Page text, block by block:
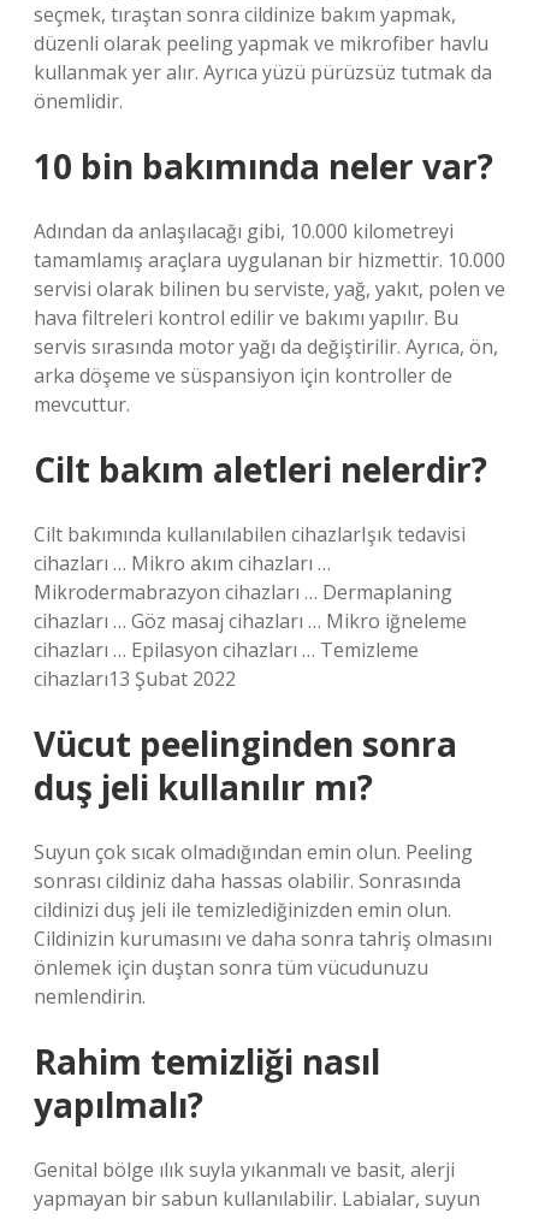
seçmek, tıraştan sonra cildinize bakım yapmak,
düzenli olarak peeling yapmak ve mikrofiber havlu
kullanmak yer alır. Ayrıca yüzü pürüzsüz tutmak da
önemlidir.
10 bin bakımında neler var?
Adından da anlaşılacağı gibi, 10.000 kilometreyi
tamamlamış araçlara uygulanan bir hizmettir. 10.000
servisi olarak bilinen bu serviste, yağ, yakıt, polen ve
hava filtreleri kontrol edilir ve bakımı yapılır. Bu
servis sırasında motor yağı da değiştirilir. Ayrıca, ön,
arka döşeme ve süspansiyon için kontroller de
mevcuttur.
Cilt bakım aletleri nelerdir?
Cilt bakımında kullanılabilen cihazlarIşık tedavisi
cihazları … Mikro akım cihazları …
Mikrodermabrazyon cihazları … Dermaplaning
cihazları … Göz masaj cihazları … Mikro iğneleme
cihazları … Epilasyon cihazları … Temizleme
cihazları13 Şubat 2022
Vücut peelinginden sonra
duş jeli kullanılır mı?
Suyun çok sıcak olmadığından emin olun. Peeling
sonrası cildiniz daha hassas olabilir. Sonrasında
cildinizi duş jeli ile temizlediğinizden emin olun.
Cildinizin kurumasını ve daha sonra tahriş olmasını
önlemek için duştan sonra tüm vücudunuzu
nemlendirin.
Rahim temizliği nasıl
yapılmalı?
Genital bölge ılık suyla yıkanmalı ve basit, alerji
yapmayan bir sabun kullanılabilir. Labialar, suyun